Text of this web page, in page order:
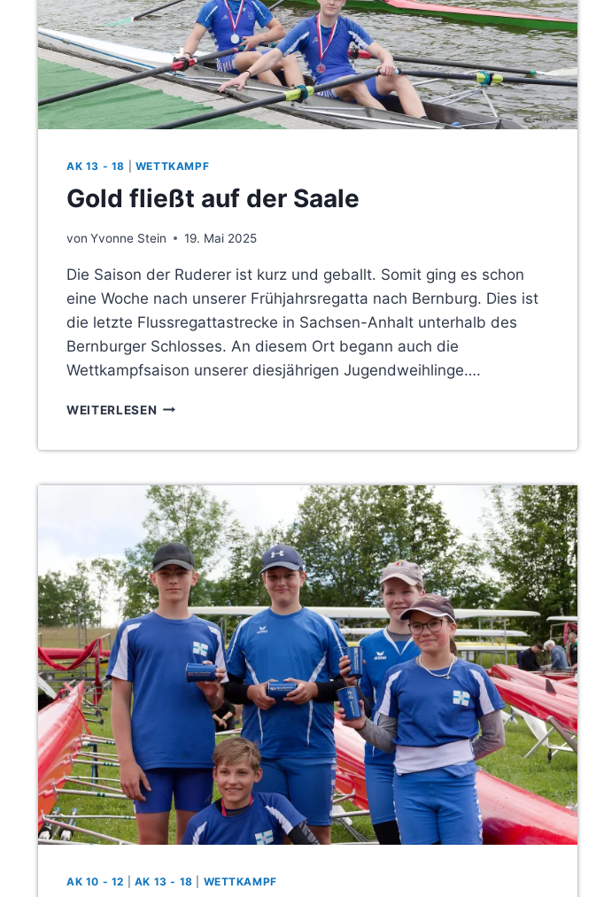
AK 13 - 18 WETTKAMPF
Gold fließt auf der Saale
von Yvonne Stein 19. Mai 2025
Die Saison der Ruderer ist kurz und geballt. Somit ging es schon
eine Woche nach unserer Frühjahrsregatta nach Bernburg. Dies ist
die letzte Flussregattastrecke in Sachsen-Anhalt unterhalb des
Bernburger Schlosses. An diesem Ort begann auch die
Wettkampfsaison unserer diesjährigen Jugendweihlinge….
WEITERLESEN GOLD
AK 10 - 12 AK 13 - 18 WETTKAMPF